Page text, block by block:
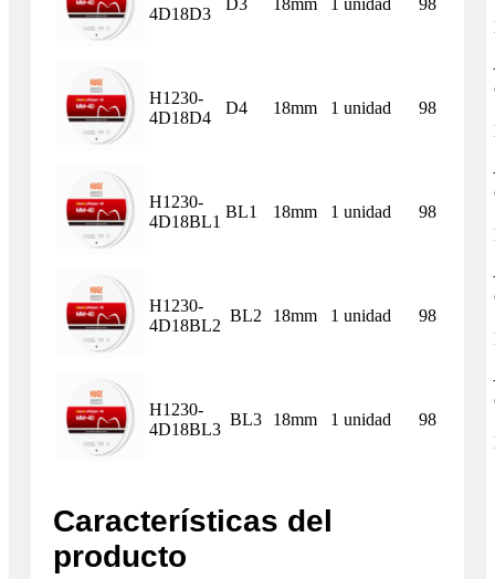
4D18D3
H1230-
4D18D4
D4 18mm 1 unidad 98
H1230-
4D18BL1
BL1 18mm 1 unidad 98
H1230-
4D18BL2
BL2 18mm 1 unidad 98
H1230-
4D18BL3
BL3 18mm 1 unidad 98
Características del
producto